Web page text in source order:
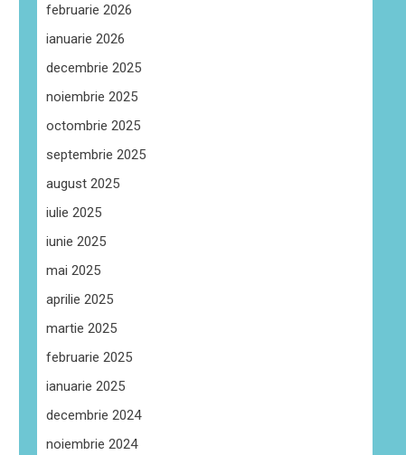
februarie 2026
ianuarie 2026
decembrie 2025
noiembrie 2025
octombrie 2025
septembrie 2025
august 2025
iulie 2025
iunie 2025
mai 2025
aprilie 2025
martie 2025
februarie 2025
ianuarie 2025
decembrie 2024
noiembrie 2024